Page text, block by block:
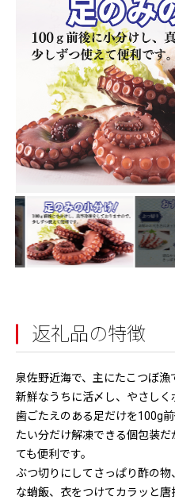
返礼品の特徴
泉佐野近海で、主にたこつぼ漁
新鮮なうちに活〆し、やさし
歯ごたえのある足だけを100g
たい分だけ解凍できる個包装
ても便利です。
ぶつ切りにしてさっぱり酢の
な蛸飯、衣をつけてカラッと